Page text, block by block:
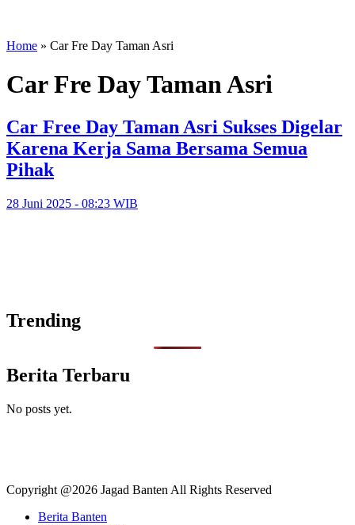
Home » Car Fre Day Taman Asri
Car Fre Day Taman Asri
Car Free Day Taman Asri Sukses Digelar
Karena Kerja Sama Bersama Semua
Pihak
28 Juni 2025 - 08:23 WIB
Trending
Berita Terbaru
No posts yet.
Copyright @2026 Jagad Banten All Rights Reserved
Berita Banten